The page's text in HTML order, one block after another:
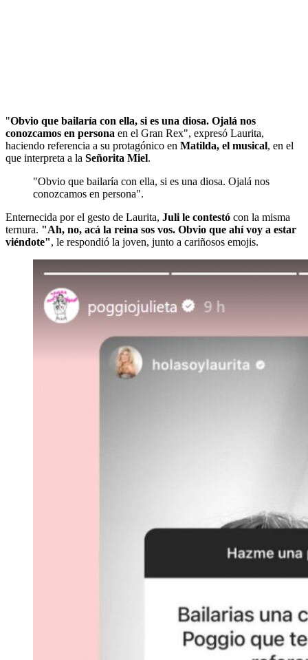
"Obvio que bailaría con ella, si es una diosa. Ojalá nos
conozcamos en persona en el Gran Rex", expresó Laurita,
haciendo referencia a su protagónico en Matilda, el musical, en el
que interpreta a la Señorita Miel.
"Obvio que bailaría con ella, si es una diosa. Ojalá nos
conozcamos en persona".
Enternecida por el gesto de Laurita, Juli le contestó con la misma
ternura. "Ah, no, acá la reina sos vos. Obvio que ahí voy a estar
viéndote", le respondió la joven, junto a cariñosos emojis.